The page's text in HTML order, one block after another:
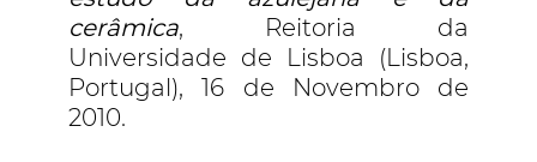
cerâmica, Reitoria da
Universidade de Lisboa (Lisboa,
Portugal), 16 de Novembro de
2010.